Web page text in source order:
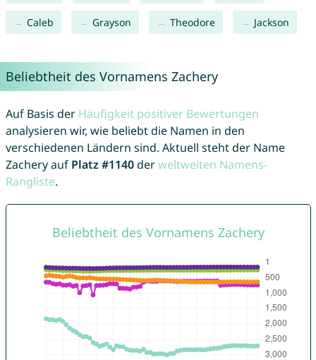
Caleb Grayson Theodore Jackson
Beliebtheit des Vornamens Zachery
Auf Basis der Häufigkeit positiver Bewertungen
analysieren wir, wie beliebt die Namen in den
verschiedenen Ländern sind. Aktuell steht der Name
Zachery auf Platz #1140derweltweiten Namens-
Rangliste.